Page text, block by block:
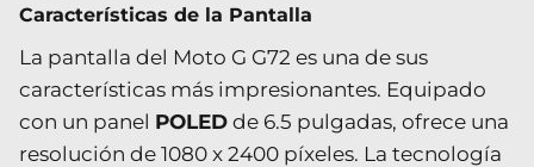
Características de la Pantalla
La pantalla del Moto G G72 es una de sus
características más impresionantes. Equipado
con un panel POLED de 6.5 pulgadas, ofrece una
resolución de 1080 x 2400 píxeles. La tecnología